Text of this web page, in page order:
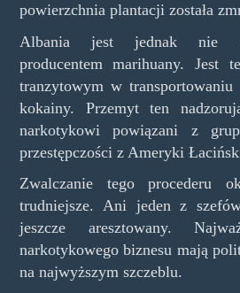
powierzchnia plantacji została
Albania jest jednak nie
producentem marihuany. Jest
tranzytowym w
kokainy. Przemyt ten
narkotykowi powiązani z
przestępczości z Ameryki
Zwalczanie tego procederu
trudniejsze. Ani jeden z
jeszcze aresztowany.
narkotykowego biznesu mają
na najwyższym szczeblu.